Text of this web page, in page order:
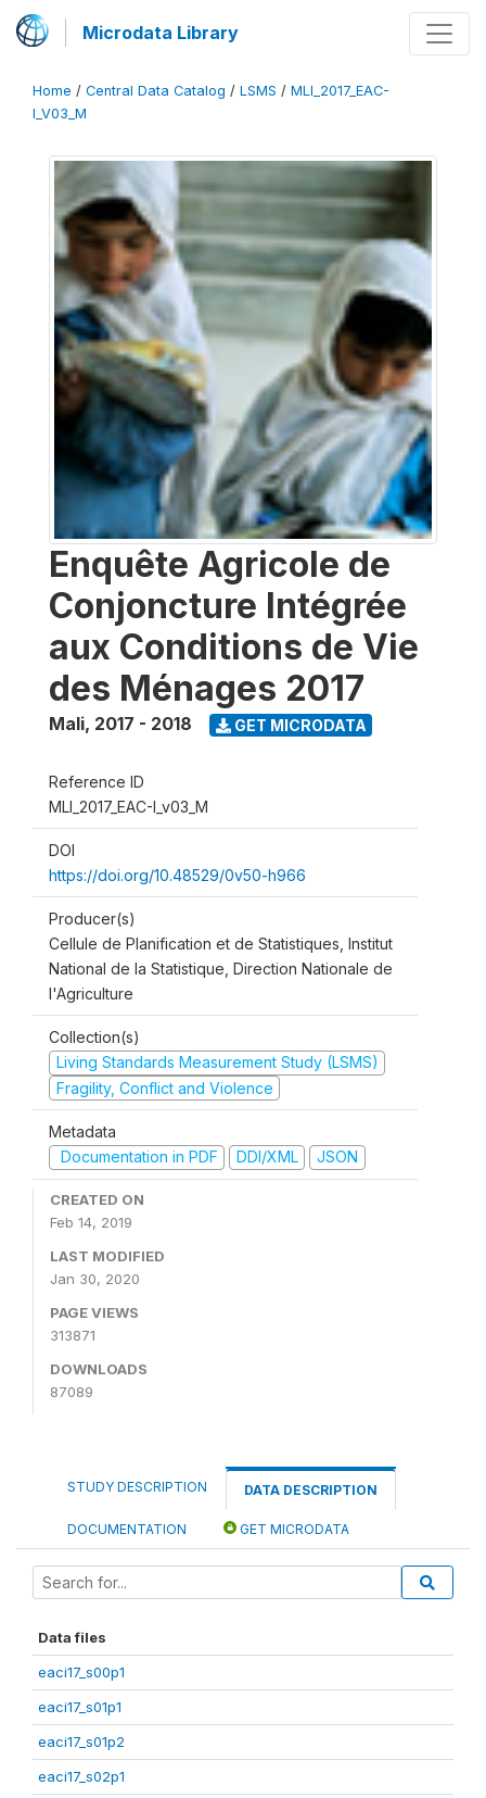
Microdata Library
Home / Central Data Catalog / LSMS / MLI_2017_EAC-
I_V03_M
Enquête Agricole de
Conjoncture Intégrée
aux Conditions de Vie
des Ménages 2017
Mali, 2017 - 2018 GET MICRODATA
Reference ID
MLI_2017_EAC-I_v03_M
DOI
https://doi.org/10.48529/0v50-h966
Producer(s)
Cellule de Planification et de Statistiques, Institut
National de la Statistique, Direction Nationale de
l'Agriculture
Collection(s)
Living Standards Measurement Study (LSMS)
Fragility, Conflict and Violence
Metadata
Documentation in PDF
DDI/XML JSON
CREATED ON
Feb 14, 2019
LAST MODIFIED
Jan 30, 2020
PAGE VIEWS
313871
DOWNLOADS
87089
STUDY DESCRIPTION DATA DESCRIPTION
DOCUMENTATION GET MICRODATA
Data files
eaci17_s00p1
eaci17_s01p1
eaci17_s01p2
eaci17_s02p1